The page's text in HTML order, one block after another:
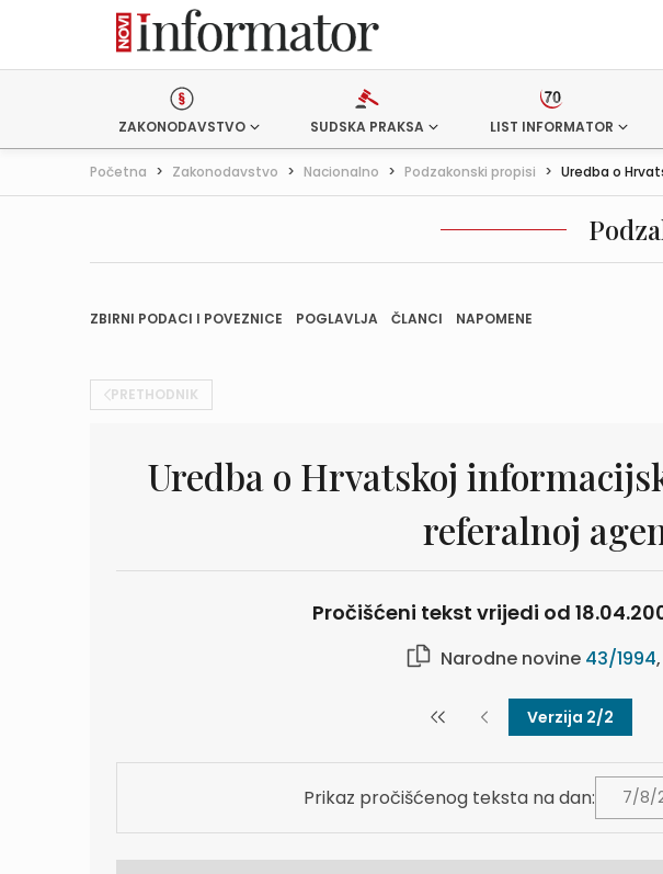
ZAKONODAVSTVO SUDSKA PRAKSA LIST INFORMATOR
Početna > Zakonodavstvo > Nacionalno > Podzakonski propisi > Uredba o
ZBIRNI PODACI I POVEZNICE POGLAVLJA ČLANCI NAPOMENE
PRETHODNIK
Uredba o Hrvatskoj
referalnoj
Pročišćeni tekst vrijedi od
Narodne novine 43/1994,
Verzija 2/2
Prikaz pročišćenog teksta na dan: